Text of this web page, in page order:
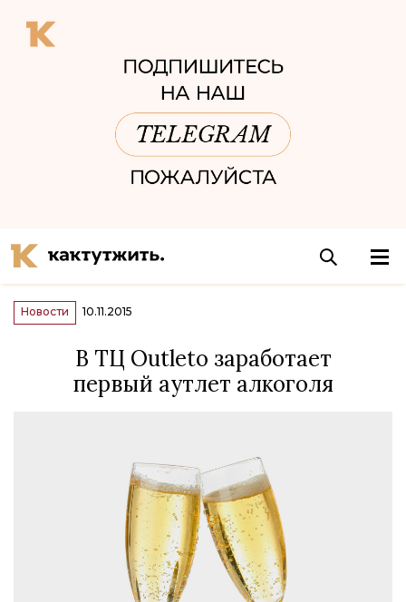
Новости 10.11.2015
В ТЦ Outleto заработает
первый аутлет алкоголя